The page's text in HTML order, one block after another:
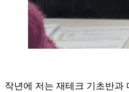
작년에 저는 재테크 기초반과